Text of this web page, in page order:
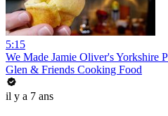
5:15
We Made Jamie Oliver's Yorkshire
Glen & Friends Cooking Food
il y a 7 ans